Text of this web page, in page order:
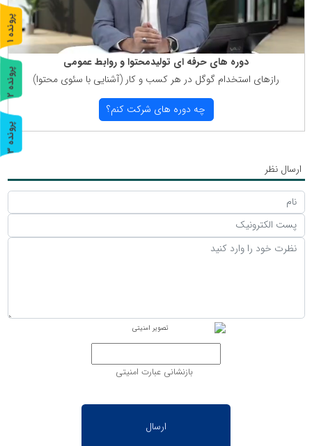
دوره های حرفه ای تولیدمحتوا و روابط عمومی
رازهای استخدام گوگل در هر كسب و كار (آشنایی با سئوی محتوا)
چه دوره های شركت كنم؟
ارسال نظر
بازنشانی عبارت امنیتی
پ
ر
و
ن
د
ه
1
پ
ر
و
ن
د
ه
2
پ
ر
و
ن
د
ه
3